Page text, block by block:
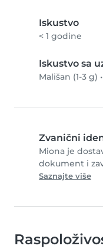
Iskustvo
< 1 godine
Iskustvo sa
Mališan (1-3 g) •
Zvanični
Miona je
dokument i
Saznajte više